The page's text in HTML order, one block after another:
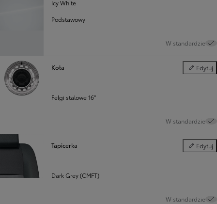
Icy White
Podstawowy
W standardzie
Koła Edytuj
Koła
Felgi stalowe 16"
W standardzie
Tapicerka Edytuj
Tapicerka
Dark Grey (CMFT)
W standardzie